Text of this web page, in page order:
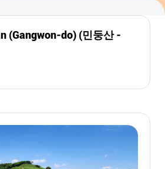
(Gangwon-do) (민둥산 -